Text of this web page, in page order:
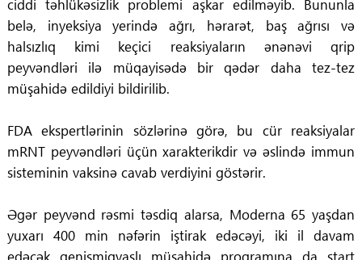
ciddi təhlükəsizlik problemi aşkar edilməyib. Bununla
belə, inyeksiya yerində ağrı, hərarət, baş ağrısı və
halsızlıq kimi keçici reaksiyaların ənənəvi qrip
peyvəndləri ilə müqayisədə bir qədər daha tez-tez
müşahidə edildiyi bildirilib.
FDA ekspertlərinin sözlərinə görə, bu cür reaksiyalar
mRNT peyvəndləri üçün xarakterikdir və əslində immun
sisteminin vaksinə cavab verdiyini göstərir.
Əgər peyvənd rəsmi təsdiq alarsa, Moderna 65 yaşdan
yuxarı 400 min nəfərin iştirak edəcəyi, iki il davam